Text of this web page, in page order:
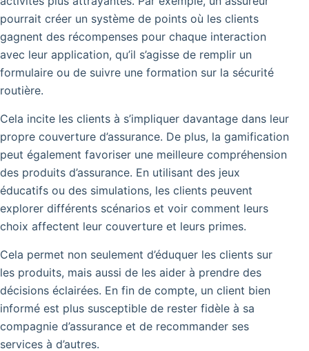
pourrait créer un système de points où les clients
gagnent des récompenses pour chaque interaction
avec leur application, qu’il s’agisse de remplir un
formulaire ou de suivre une formation sur la sécurité
routière.
Cela incite les clients à s’impliquer davantage dans leur
propre couverture d’assurance. De plus, la gamification
peut également favoriser une meilleure compréhension
des produits d’assurance. En utilisant des jeux
éducatifs ou des simulations, les clients peuvent
explorer différents scénarios et voir comment leurs
choix affectent leur couverture et leurs primes.
Cela permet non seulement d’éduquer les clients sur
les produits, mais aussi de les aider à prendre des
décisions éclairées. En fin de compte, un client bien
informé est plus susceptible de rester fidèle à sa
compagnie d’assurance et de recommander ses
services à d’autres.